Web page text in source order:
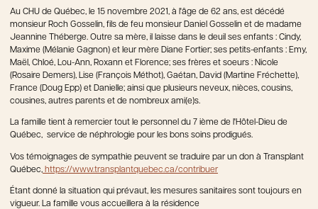
Au CHU de Québec, le 15 novembre 2021, à l'âge de 62 ans, est décédé
monsieur Roch Gosselin, fils de feu monsieur Daniel Gosselin et de madame
Jeannine Théberge. Outre sa mère, il laisse dans le deuil ses enfants : Cindy,
Maxime (Mélanie Gagnon) et leur mère Diane Fortier; ses petits-enfants : Emy,
Maël, Chloé, Lou-Ann, Roxann et Florence; ses frères et soeurs : Nicole
(Rosaire Demers), Lise (François Méthot), Gaétan, David (Martine Fréchette),
France (Doug Epp) et Danielle; ainsi que plusieurs neveux, nièces, cousins,
cousines, autres parents et de nombreux ami(e)s.
La famille tient à remercier tout le personnel du 7 ième de l'Hôtel-Dieu de
Québec, service de néphrologie pour les bons soins prodigués.
Vos témoignages de sympathie peuvent se traduire par un don à Transplant
Québec, https://www.transplantquebec.ca/contribuer
Étant donné la situation qui prévaut, les mesures sanitaires sont toujours en
vigueur. La famille vous accueillera à la résidence